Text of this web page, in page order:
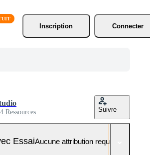
Inscription
Connecter
Ressources Suivre
EssaiAucune attribution requise